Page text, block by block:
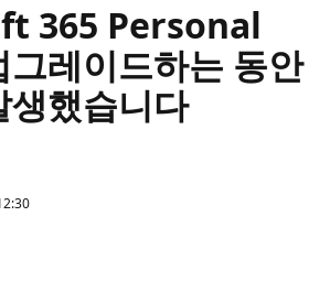
365 Personal
그레이드하는 동안
생했습니다